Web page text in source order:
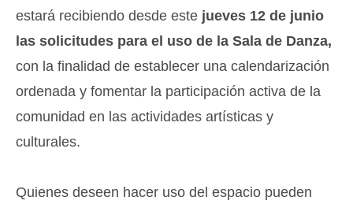
estará recibiendo desde este jueves 12 de junio
las solicitudes para el uso de la Sala de Danza,
con la finalidad de establecer una calendarización
ordenada y fomentar la participación activa de la
comunidad en las actividades artísticas y
culturales.
Quienes deseen hacer uso del espacio pueden